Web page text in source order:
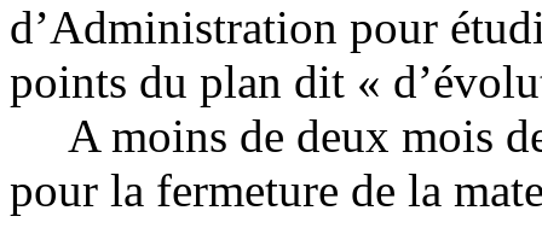
d’Administration pour
points du plan dit «
A moins de deux mois
pour la fermeture de la